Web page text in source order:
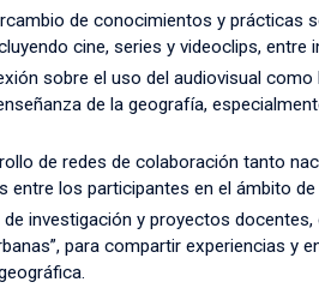
de conocimientos y prácticas
cine, series y videoclips,
sobre el uso del audiovisual
de la geografía,
de redes de colaboración tanto
entre los participantes en el ámbito
de investigación y proyectos
para compartir experiencias y